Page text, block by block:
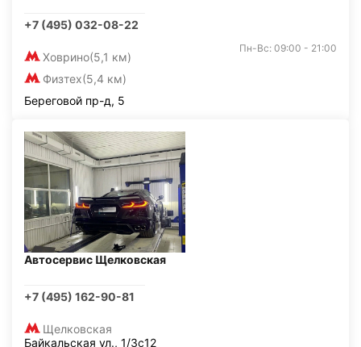
+7 (495) 032-08-22
Ховрино(5,1 км)
Физтех(5,4 км)
Пн-Вс: 09:00 - 21:00
Береговой пр-д, 5
Автосервис Щелковская
+7 (495) 162-90-81
Щелковская
Байкальская ул., 1/3с12